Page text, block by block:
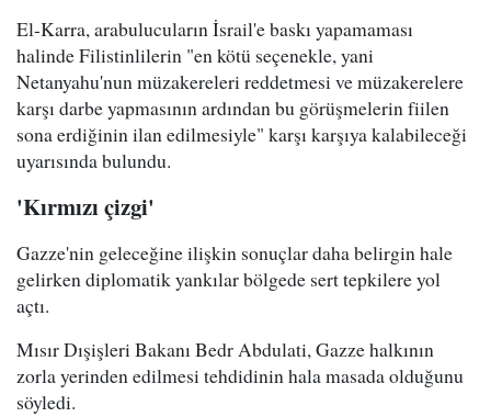
El-Karra, arabulucuların İsrail'e baskı yapamaması
halinde Filistinlilerin "en kötü seçenekle, yani
Netanyahu'nun müzakereleri reddetmesi ve müzakerelere
karşı darbe yapmasının ardından bu görüşmelerin fiilen
sona erdiğinin ilan edilmesiyle" karşı karşıya kalabileceği
uyarısında bulundu.
'Kırmızı çizgi'
Gazze'nin geleceğine ilişkin sonuçlar daha belirgin hale
gelirken diplomatik yankılar bölgede sert tepkilere yol
açtı.
Mısır Dışişleri Bakanı Bedr Abdulati, Gazze halkının
zorla yerinden edilmesi tehdidinin hala masada olduğunu
söyledi.